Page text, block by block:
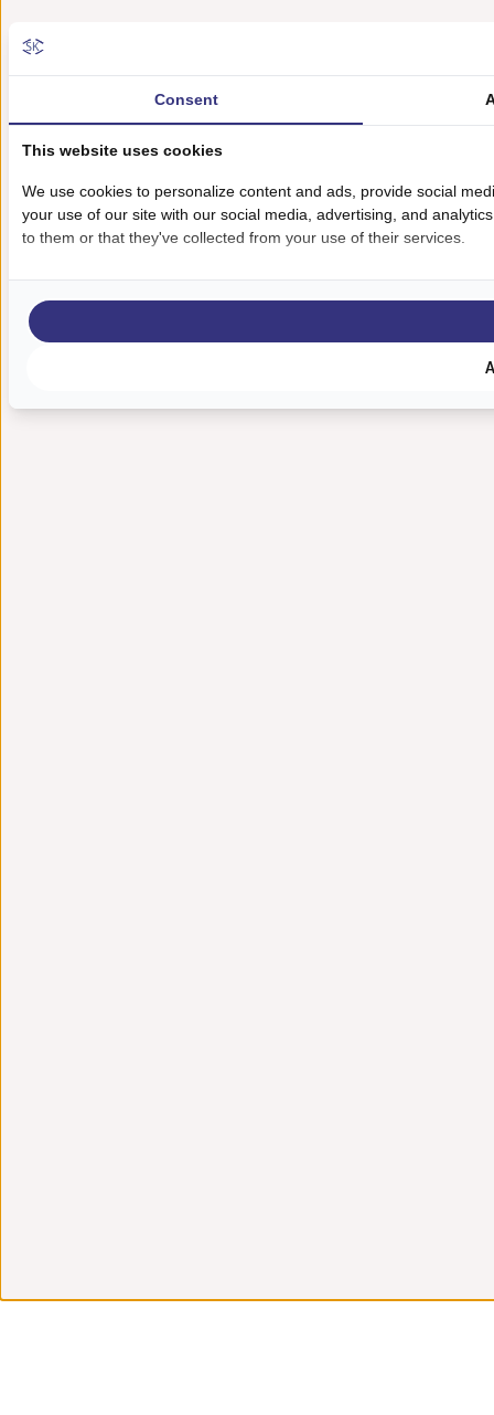
Consent
This website uses cookies
We use cookies to personalize content and ads, provide social
your use of our site with our social media, advertising, and
to them or that they've collected from your use of their services.